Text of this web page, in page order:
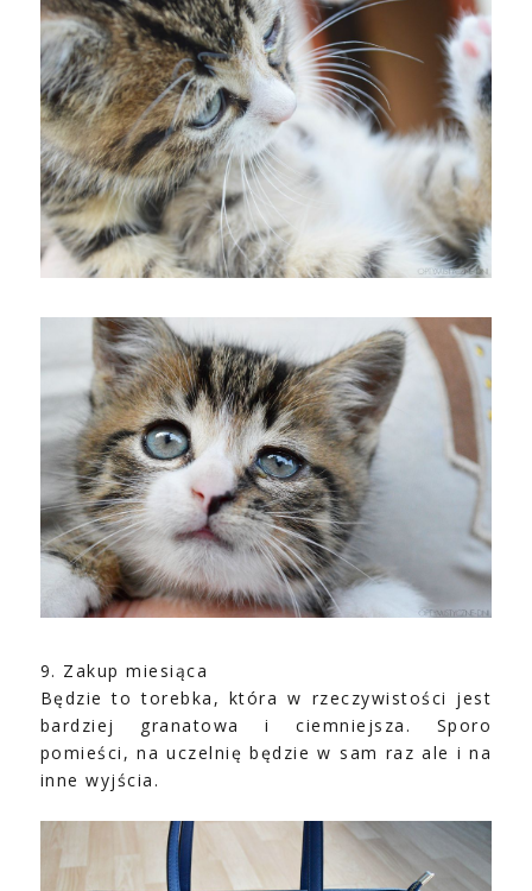
9. Zakup miesiąca
Będzie to torebka, która w rzeczywistości jest
bardziej granatowa i ciemniejsza. Sporo
pomieści, na uczelnię będzie w sam raz ale i na
inne wyjścia.